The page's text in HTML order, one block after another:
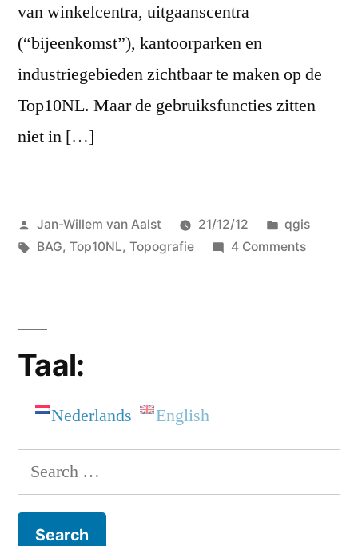
van winkelcentra, uitgaanscentra
(“bijeenkomst”), kantoorparken en
industriegebieden zichtbaar te maken op de
Top10NL. Maar de gebruiksfuncties zitten
niet in […]
Posted
by
Jan-Willem van Aalst 21/12/12
Posted
in
qgis
Tags:
BAG, Top10NL, Topografie 4 Commentson
Taal:
Nederlands English
Search
for: